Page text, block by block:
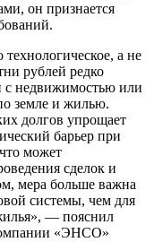
он признается
а не
рублей редко
с недвижимостью или
земле и жилью.
долгов упрощает
барьер при
может
сделок и
мера больше важна
системы, чем для
— пояснил
«ЭНСО»